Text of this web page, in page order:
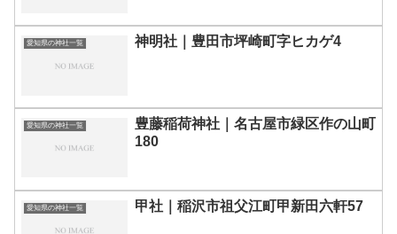
愛知県の神社一覧 神明社｜豊田市坪崎町字ヒカゲ4
愛知県の神社一覧
豊藤稲荷神社｜名古屋市緑区作の山町
180
愛知県の神社一覧 甲社｜稲沢市祖父江町甲新田六軒57